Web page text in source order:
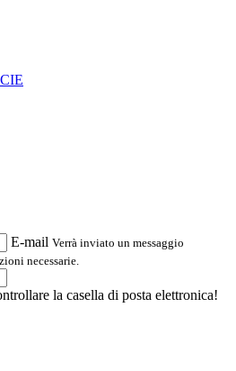
E-mail Verrà inviato un messaggio
necessarie.
la casella di posta elettronica!